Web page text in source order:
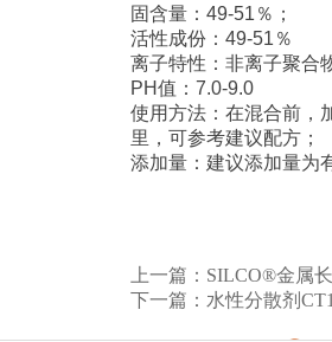
固含量：49-51％；
活性成份：49-51％
离子特性：非离子聚合
PH值：7.0-9.0
使用方法：在混合前，
里，可参考建议配方；
添加量：建议添加量为
上一篇： SILCO®金属
下一篇： 水性分散剂